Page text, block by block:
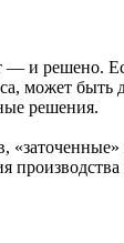
— и решено.
может
решения.